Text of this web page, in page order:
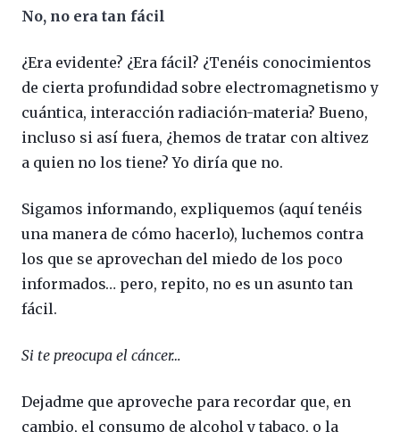
No, no era tan fácil
¿Era evidente? ¿Era fácil? ¿Tenéis conocimientos
de cierta profundidad sobre electromagnetismo y
cuántica, interacción radiación-materia? Bueno,
incluso si así fuera, ¿hemos de tratar con altivez
a quien no los tiene? Yo diría que no.
Sigamos informando, expliquemos (aquí tenéis
una manera de cómo hacerlo), luchemos contra
los que se aprovechan del miedo de los poco
informados… pero, repito, no es un asunto tan
fácil.
Si te preocupa el cáncer…
Dejadme que aproveche para recordar que, en
cambio, el consumo de alcohol y tabaco, o la